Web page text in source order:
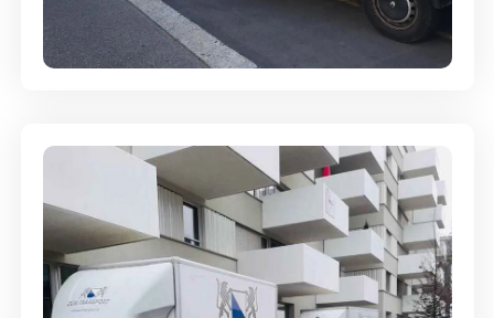
Full-Service - Für Privatumzüge